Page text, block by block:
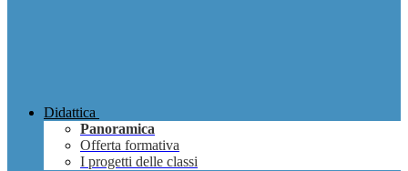
Didattica
Panoramica
Offerta formativa
I progetti delle classi